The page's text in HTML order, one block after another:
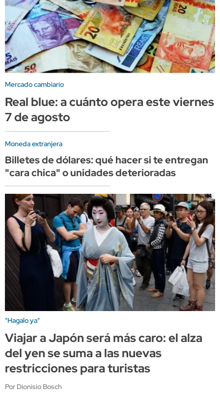
Mercado cambiario
Real blue: a cuánto opera este viernes
7 de agosto
Moneda extranjera
Billetes de dólares: qué hacer si te entregan
"cara chica" o unidades deterioradas
"Hagalo ya"
Viajar a Japón será más caro: el alza
del yen se suma a las nuevas
restricciones para turistas
Por Dionisio Bosch